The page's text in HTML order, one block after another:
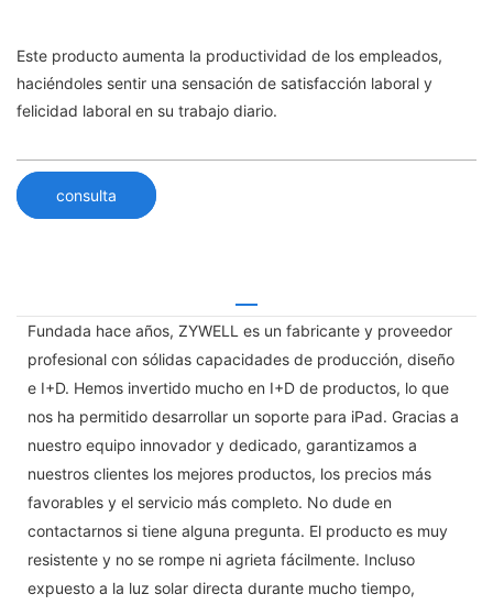
Este producto aumenta la productividad de los empleados,
haciéndoles sentir una sensación de satisfacción laboral y
felicidad laboral en su trabajo diario.
consulta
Fundada hace años, ZYWELL es un fabricante y proveedor
profesional con sólidas capacidades de producción, diseño
e I+D. Hemos invertido mucho en I+D de productos, lo que
nos ha permitido desarrollar un soporte para iPad. Gracias a
nuestro equipo innovador y dedicado, garantizamos a
nuestros clientes los mejores productos, los precios más
favorables y el servicio más completo. No dude en
contactarnos si tiene alguna pregunta. El producto es muy
resistente y no se rompe ni agrieta fácilmente. Incluso
expuesto a la luz solar directa durante mucho tiempo,